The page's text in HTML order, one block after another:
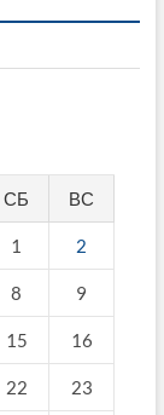
СБ ВС
1 2
8 9
15 16
22 23